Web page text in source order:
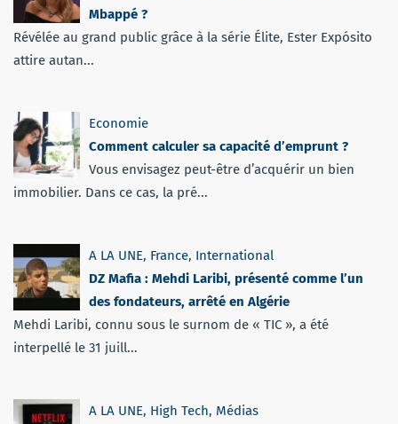
Mbappé ?
Révélée au grand public grâce à la série Élite, Ester Expósito
attire autan...
Economie
Comment calculer sa capacité d’emprunt ?
Vous envisagez peut-être d’acquérir un bien
immobilier. Dans ce cas, la pré...
A LA UNE, France, International
DZ Mafia : Mehdi Laribi, présenté comme l’un
des fondateurs, arrêté en Algérie
Mehdi Laribi, connu sous le surnom de « TIC », a été
interpellé le 31 juill...
A LA UNE, High Tech, Médias